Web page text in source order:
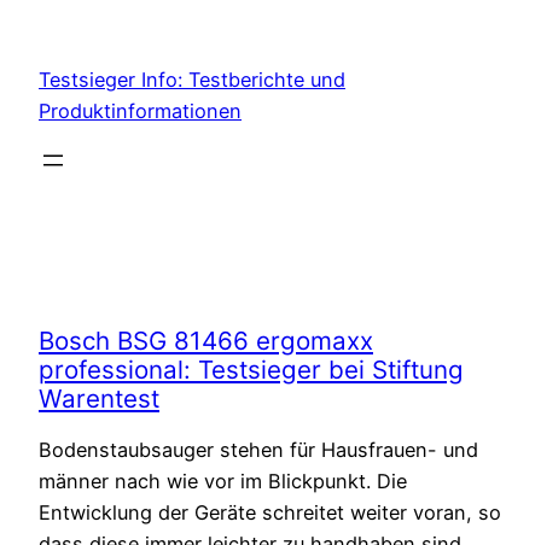
content
Testsieger Info: Testberichte und
Produktinformationen
Bosch BSG 81466 ergomaxx
professional: Testsieger bei Stiftung
Warentest
Bodenstaubsauger stehen für Hausfrauen- und
männer nach wie vor im Blickpunkt. Die
Entwicklung der Geräte schreitet weiter voran, so